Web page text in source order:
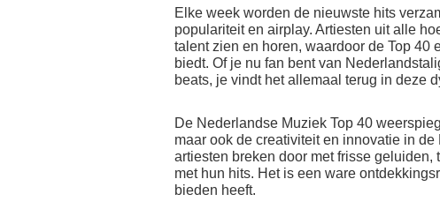
Elke week worden de nieuwste hits
populariteit en airplay. Artiesten uit alle
talent zien en horen, waardoor de Top 40
biedt. Of je nu fan bent van
beats, je vindt het allemaal terug in deze
De Nederlandse Muziek Top 40
maar ook de creativiteit en innovatie in
artiesten breken door met frisse
met hun hits. Het is een ware
bieden heeft.